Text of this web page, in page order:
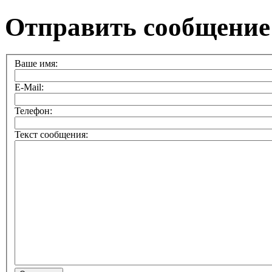
Отправить сообщение
Ваше имя:
E-Mail:
Телефон:
Текст сообщения: